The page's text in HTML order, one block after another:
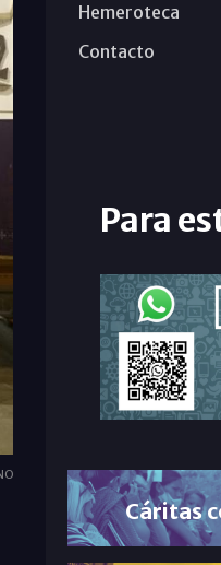
Hemeroteca
Contacto
Para
Cáritas